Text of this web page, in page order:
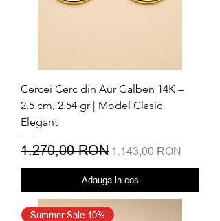
Cercei Cerc din Aur Galben 14K –
2.5 cm, 2.54 gr | Model Clasic
Elegant
Preț normal
1.270,00 RON Preț redus
1.143,00 RON
Adauga in cos
Summer Sale 10%